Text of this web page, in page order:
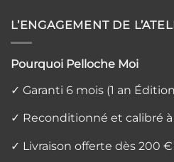
L’ENGAGEMENT DE
Pourquoi Pelloche Moi
✓ Garanti 6 mois (1 an
✓ Reconditionné et calibré à
✓ Livraison offerte dès 200 €